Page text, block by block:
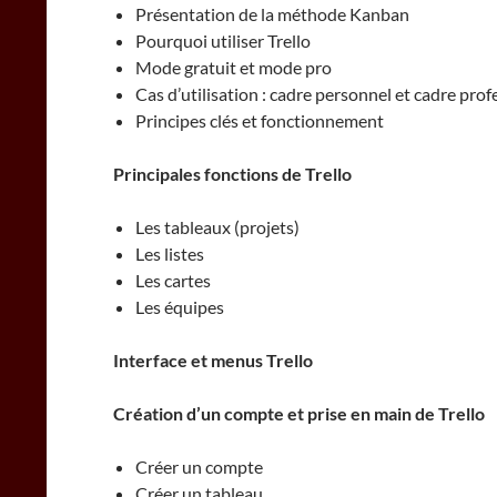
Présentation de la méthode Kanban
Pourquoi utiliser Trello
Mode gratuit et mode pro
Cas d’utilisation : cadre personnel et cadre
Principes clés et fonctionnement
Principales fonctions de Trello
Les tableaux (projets)
Les listes
Les cartes
Les équipes
Interface et menus Trello
Création d’un compte et prise en main de Trello
Créer un compte